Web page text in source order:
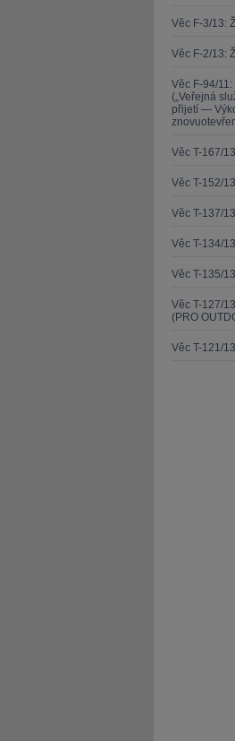
Věc F-3/13:
Věc F-2/13:
Věc F-94/
(„Veřejná
přijetí —
Věc T-167/
Věc T-152/
Věc T-137/
Věc T-134/
Věc T-135/
Věc T-127/
(PRO
Věc T-121/